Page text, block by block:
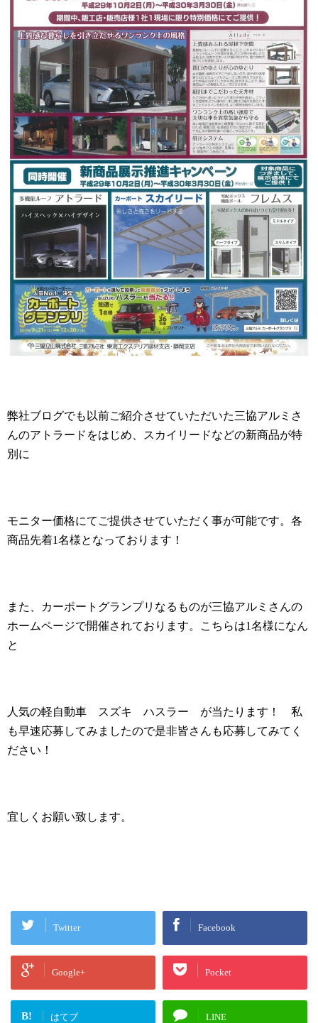
弊社ブログでも以前ご紹介させていただいた三協アルミさ
んのアトラードをはじめ、スカイリードなどの新商品が特
別に
モニター価格にてご提供させていただく事が可能です。各
商品先着1名様となっております！
また、カーポートグランプリなるものが三協アルミさんの
ホームページで開催されております。こちらは1名様になん
と
人気の軽自動車 スズキ ハスラー が当たります！ 私
も早速応募してみましたので是非皆さんも応募してみてく
ださい！
宜しくお願い致します。
Twitter Facebook
Google+ Pocket
B! はてブ LINE